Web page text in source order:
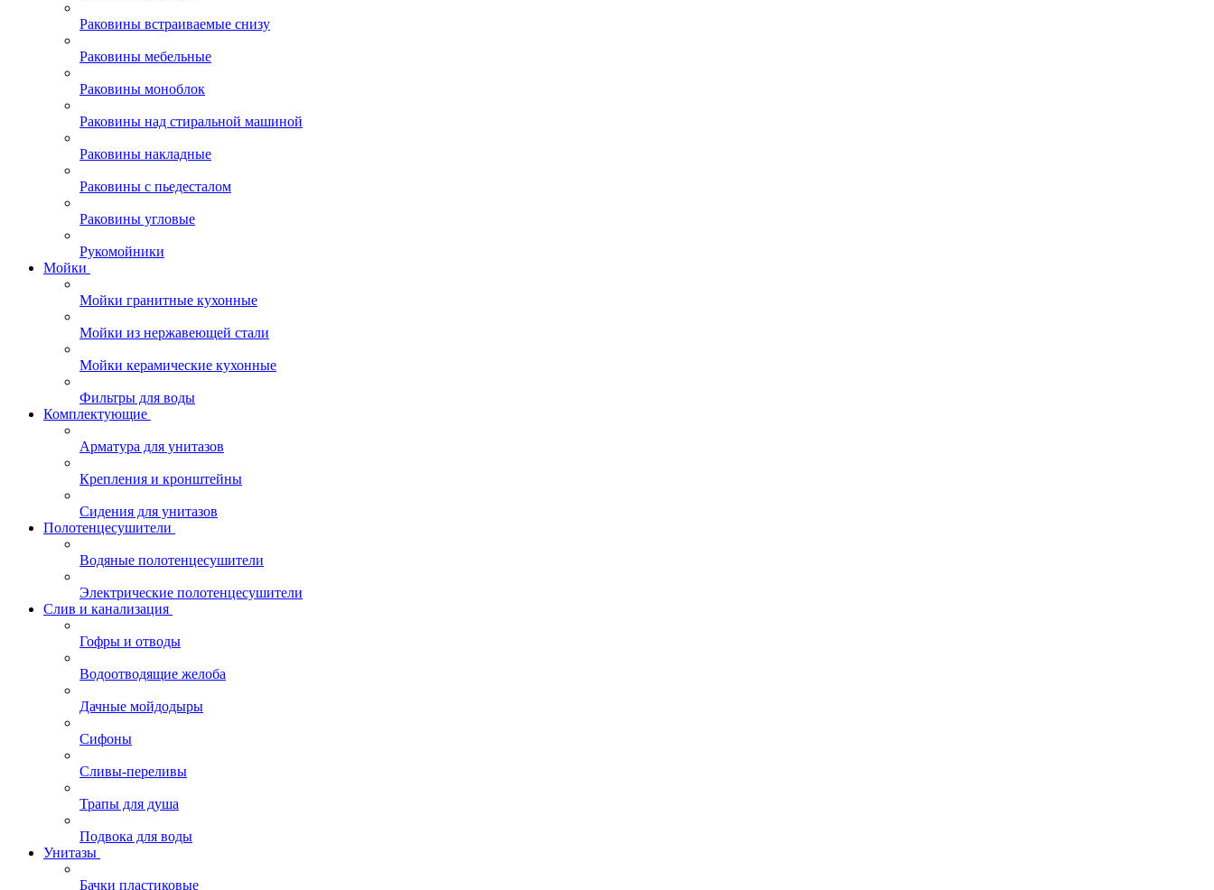
Раковины встраиваемые снизу
Раковины мебельные
Раковины моноблок
Раковины над стиральной машиной
Раковины накладные
Раковины с пьедесталом
Раковины угловые
Рукомойники
Мойки
Мойки гранитные кухонные
Мойки из нержавеющей стали
Мойки керамические кухонные
Фильтры для воды
Комплектующие
Арматура для унитазов
Крепления и кронштейны
Сидения для унитазов
Полотенцесушители
Водяные полотенцесушители
Электрические полотенцесушители
Слив и канализация
Гофры и отводы
Водоотводящие желоба
Дачные мойдодыры
Сифоны
Сливы-переливы
Трапы для душа
Подвока для воды
Унитазы
Бачки пластиковые